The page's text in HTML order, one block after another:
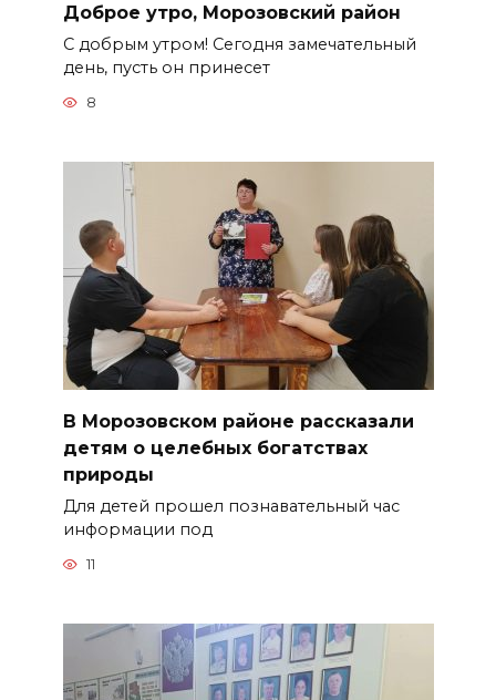
Доброе утро, Морозовский район
С добрым утром! Сегодня замечательный
день, пусть он принесет
8
В Морозовском районе рассказали
детям о целебных богатствах
природы
Для детей прошел познавательный час
информации под
11